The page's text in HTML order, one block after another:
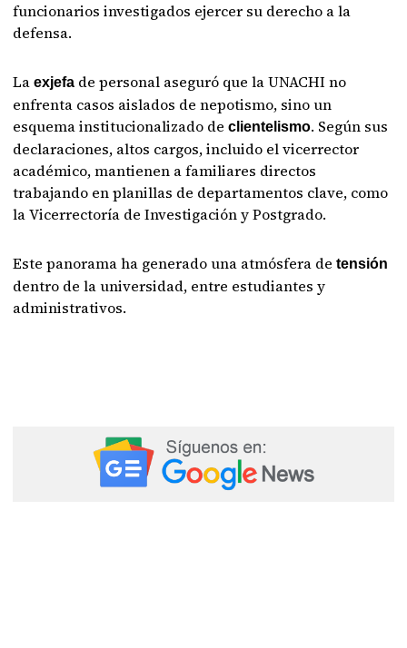
funcionarios investigados ejercer su derecho a la
defensa.
Laexjefa de personal aseguró que la UNACHI no
enfrenta casos aislados de nepotismo, sino un
esquema institucionalizado declientelismo. Según sus
declaraciones, altos cargos, incluido el vicerrector
académico, mantienen a familiares directos
trabajando en planillas de departamentos clave, como
la Vicerrectoría de Investigación y Postgrado.
Este panorama ha generado una atmósfera detensión
dentro de la universidad, entre estudiantes y
administrativos.